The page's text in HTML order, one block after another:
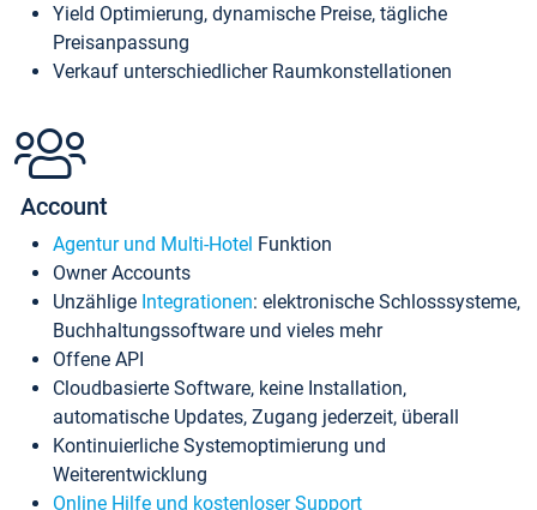
Yield Optimierung, dynamische Preise, tägliche
Preisanpassung
Verkauf unterschiedlicher Raumkonstellationen
Account
Agentur und Multi-Hotel Funktion
Owner Accounts
Unzählige Integrationen: elektronische Schlosssysteme,
Buchhaltungssoftware und vieles mehr
Offene API
Cloudbasierte Software, keine Installation,
automatische Updates, Zugang jederzeit, überall
Kontinuierliche Systemoptimierung und
Weiterentwicklung
Online Hilfe und kostenloser Support